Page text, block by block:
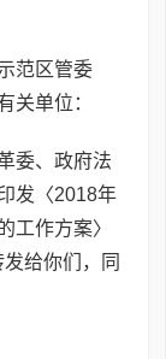
范区管委
关单位：
委、政府法
发〈2018年
工作方案〉
给你们，同